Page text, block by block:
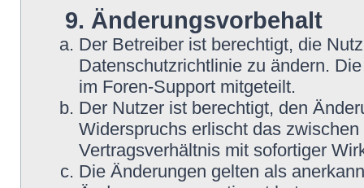
9. Änderungsvorbehalt
Der Betreiber ist berechtigt, die
Datenschutzrichtlinie zu ändern.
im Foren-Support mitgeteilt.
Der Nutzer ist berechtigt, den
Widerspruchs erlischt das
Vertragsverhältnis mit sofortiger
Die Änderungen gelten als